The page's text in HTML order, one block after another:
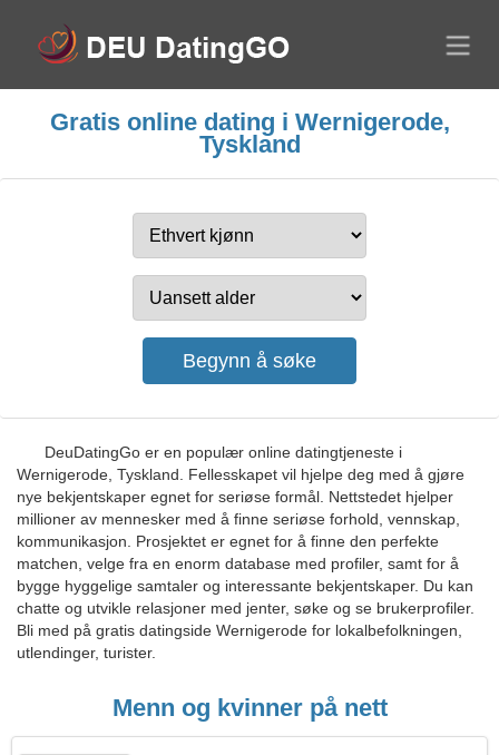
Gratis online dating i Wernigerode,
Tyskland
DeuDatingGo er en populær online datingtjeneste i
Wernigerode, Tyskland. Fellesskapet vil hjelpe deg med å gjøre
nye bekjentskaper egnet for seriøse formål. Nettstedet hjelper
millioner av mennesker med å finne seriøse forhold, vennskap,
kommunikasjon. Prosjektet er egnet for å finne den perfekte
matchen, velge fra en enorm database med profiler, samt for å
bygge hyggelige samtaler og interessante bekjentskaper. Du kan
chatte og utvikle relasjoner med jenter, søke og se brukerprofiler.
Bli med på gratis datingside Wernigerode for lokalbefolkningen,
utlendinger, turister.
Menn og kvinner på nett